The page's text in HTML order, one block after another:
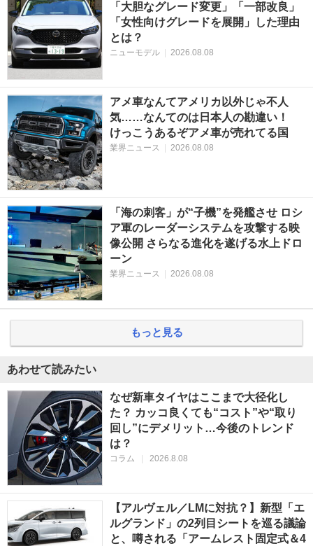
「大胆なグレード変更」「一部改良」
「女性向けグレードを展開」した理由
とは？
ニューモデル 2026.08.08
アメ車なんてアメリカ以外じゃ不人
気……なんてのは日本人の勘違い！
けっこうあるぞアメ車が売れてる国
業界ニュース 2026.08.08
「海の刺客」が“子機”を発艦させ ロシ
ア軍のレーダーシステムを攻撃する映
像公開 さらなる進化を遂げる水上ドロ
ーン
業界ニュース 2026.08.08
もっと見る
あわせて読みたい
なぜ新車タイヤはここまで大径化し
た？ カッコ良くても“コスト”や“取り
回し”にデメリット…今後のトレンド
は？
コラム 2026.8.08
【アルヴェル／LMに対抗？】新型「エ
ルグランド」の2列目シートを巡る議論
と、噂される「アームレスト固定式＆4